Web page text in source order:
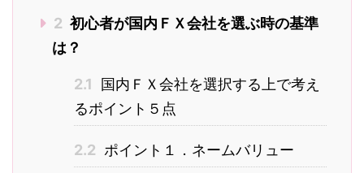
2 初心者が国内ＦＸ会社を選ぶ時の基準
は？
2.1
国内ＦＸ会社を選択する上で考え
るポイント５点
2.2 ポイント１．ネームバリュー